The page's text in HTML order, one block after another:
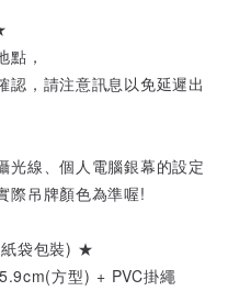
點，
認，請注意訊息以免延遲出
線、個人電腦銀幕的設定
際吊牌顏色為準喔!
袋包裝) ★
方型) + PVC掛繩